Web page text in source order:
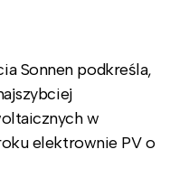
Sonnen podkreśla,
w
elektrownie PV o